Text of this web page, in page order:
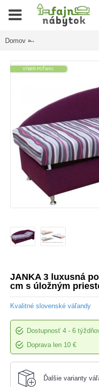
Domov
VÝBER POŤAHU
JANKA 3 luxusná
cm s úložným
Kvalitné slovenské váľandy
Dostupnosť 4 - 6
Doprava len 10 €
Ďalšie varianty